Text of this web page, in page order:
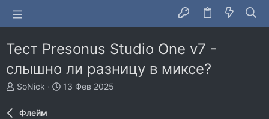
Тест Presonus Studio One v7 -
слышно ли разницу в миксе?
А
SoNick
Д
13 Фев 2025
Флейм